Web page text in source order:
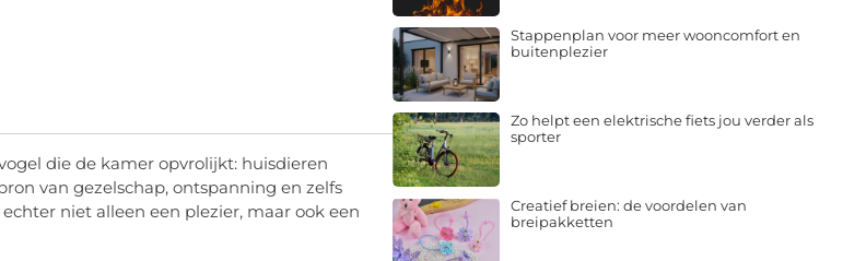
die de kamer opvrolijkt: huisdieren
van gezelschap, ontspanning en zelfs
niet alleen een plezier, maar ook een
Stappenplan voor meer wooncomfort en
buitenplezier
Zo helpt een elektrische fiets jou verder als
sporter
Creatief breien: de voordelen van
breipakketten